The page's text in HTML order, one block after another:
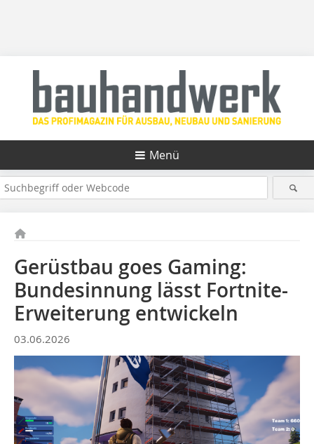
Menü
Gerüstbau goes Gaming:
Bundesinnung lässt Fortnite-
Erweiterung entwickeln
03.06.2026